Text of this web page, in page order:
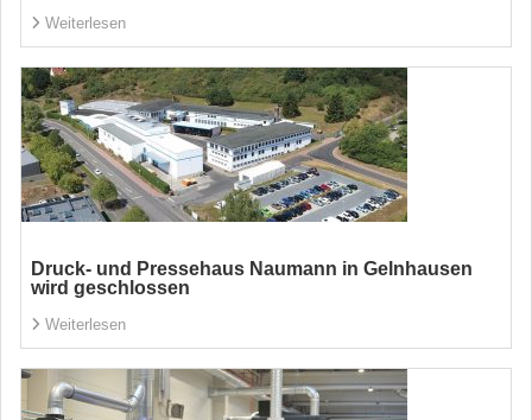
Weiterlesen
Druck- und Pressehaus Naumann in Gelnhausen
wird geschlossen
Weiterlesen